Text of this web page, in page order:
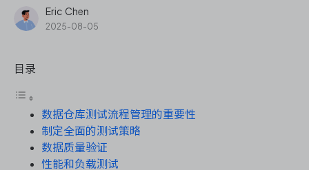
测试管理
研发效能管理
Eric Chen
2025-08-05
目录
数据仓库测试流程管理的重要性
制定全面的测试策略
数据质量验证
性能和负载测试